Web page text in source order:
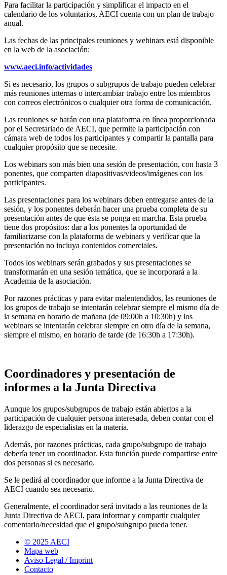
Para facilitar la participación y simplificar el impacto en el
calendario de los voluntarios, AECI cuenta con un plan de trabajo
anual.
Las fechas de las principales reuniones y webinars está disponible
en la web de la asociación:
www.aeci.info/actividades
Si es necesario, los grupos o subgrupos de trabajo pueden celebrar
más reuniones internas o intercambiar trabajo entre los miembros
con correos electrónicos o cualquier otra forma de comunicación.
Las reuniones se harán con una plataforma en línea proporcionada
por el Secretariado de AECI, que permite la participación con
cámara web de todos los participantes y compartir la pantalla para
cualquier propósito que se necesite.
Los webinars son más bien una sesión de presentación, con hasta 3
ponentes, que comparten diapositivas/videos/imágenes con los
participantes.
Las presentaciones para los webinars deben entregarse antes de la
sesión, y los ponentes deberán hacer una prueba completa de su
presentación antes de que ésta se ponga en marcha. Esta prueba
tiene dos propósitos: dar a los ponentes la oportunidad de
familiarizarse con la plataforma de webinars y verificar que la
presentación no incluya contenidos comerciales.
Todos los webinars serán grabados y sus presentaciones se
transformarán en una sesión temática, que se incorporará a la
Academia de la asociación.
Por razones prácticas y para evitar malentendidos, las reuniones de
los grupos de trabajo se intentarán celebrar siempre el mismo día de
la semana en horario de mañana (de 09:00h a 10:30h) y los
webinars se intentarán celebrar siempre en otro día de la semana,
siempre el mismo, en horario de tarde (de 16:30h a 17:30h).
Coordinadores y presentación de
informes a la Junta Directiva
Aunque los grupos/subgrupos de trabajo están abiertos a la
participación de cualquier persona interesada, deben contar con el
liderazgo de especialistas en la materia.
Además, por razones prácticas, cada grupo/subgrupo de trabajo
debería tener un coordinador. Esta función puede compartirse entre
dos personas si es necesario.
Se le pedirá al coordinador que informe a la Junta Directiva de
AECI cuando sea necesario.
Generalmente, el coordinador será invitado a las reuniones de la
Junta Directiva de AECI, para informar y compartir cualquier
comentario/necesidad que el grupo/subgrupo pueda tener.
© 2025 AECI
Mapa web
Aviso Legal / Imprint
Contacto